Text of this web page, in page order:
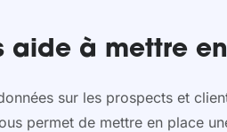
aide à mettre
sur les prospects et
permet de mettre en place